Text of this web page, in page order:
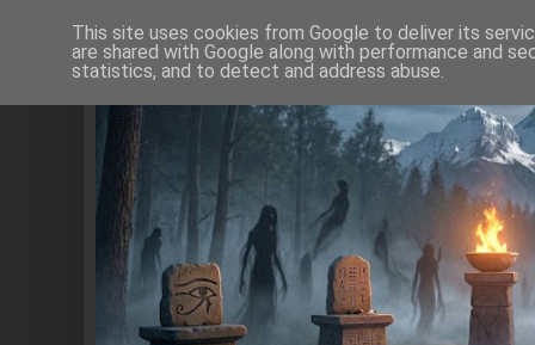
This site uses cookies from Google to deliver its
are shared with Google along with performance and
statistics, and to detect and address abuse.